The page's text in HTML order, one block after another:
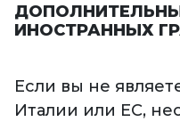
ИНОСТРАННЫХ
Если вы не
Италии или ЕС,